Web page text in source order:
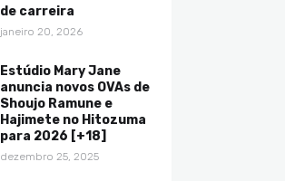
de carreira
janeiro 20, 2026
Estúdio Mary Jane
anuncia novos OVAs de
Shoujo Ramune e
Hajimete no Hitozuma
para 2026 [+18]
dezembro 25, 2025